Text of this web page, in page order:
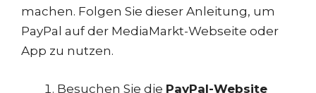
machen. Folgen Sie dieser Anleitung, um
PayPal auf der MediaMarkt-Webseite oder
App zu nutzen.
Besuchen Sie die PayPal-Website